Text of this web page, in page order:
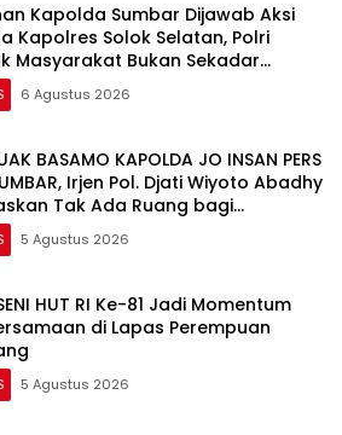
Kapolda Sumbar Dijawab Aksi
Kapolres Solok Selatan, Polri
Masyarakat Bukan Sekadar
6 Agustus 2026
BASAMO KAPOLDA JO INSAN PERS
Irjen Pol. Djati Wiyoto Abadhy
Tak Ada Ruang bagi
Hukum di Internal Polri
5 Agustus 2026
HUT RI Ke-81 Jadi Momentum
di Lapas Perempuan
5 Agustus 2026